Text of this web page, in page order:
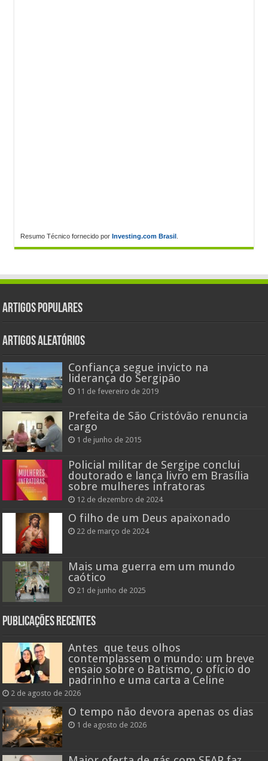
Resumo Técnico fornecido por Investing.com Brasil
Artigos populares
Artigos aleatórios
Confiança segue invicto na
liderança do Sergipão
11 de fevereiro de 2019
Prefeita de São Cristóvão renuncia
cargo
1 de junho de 2015
Policial militar de Sergipe conclui
doutorado e lança livro em Brasília
sobre mulheres infratoras
12 de dezembro de 2024
O filho de um Deus apaixonado
22 de março de 2024
Mais uma guerra em um mundo
caótico
21 de junho de 2025
Publicações recentes
Antes que teus olhos
contemplassem o mundo: um breve
ensaio sobre o Batismo, o ofício do
padrinho e uma carta a Celine
2 de agosto de 2026
O tempo não devora apenas os dias
1 de agosto de 2026